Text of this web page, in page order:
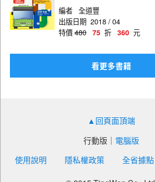
編者 全道豐
出版日期 2018 / 04
特價480 75 折 360 元
看更多書籍
▲回頁面頂端
行動版 ｜ 電腦版
使用說明
隱私權政策 全省據點